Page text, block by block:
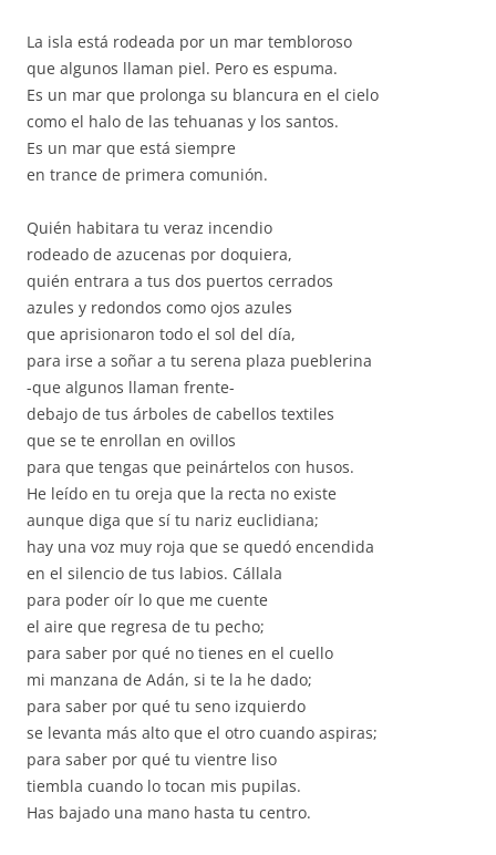
La isla está rodeada por un mar tembloroso
que algunos llaman piel. Pero es espuma.
Es un mar que prolonga su blancura en el cielo
como el halo de las tehuanas y los santos.
Es un mar que está siempre
en trance de primera comunión.
Quién habitara tu veraz incendio
rodeado de azucenas por doquiera,
quién entrara a tus dos puertos cerrados
azules y redondos como ojos azules
que aprisionaron todo el sol del día,
para irse a soñar a tu serena plaza pueblerina
-que algunos llaman frente-
debajo de tus árboles de cabellos textiles
que se te enrollan en ovillos
para que tengas que peinártelos con husos.
He leído en tu oreja que la recta no existe
aunque diga que sí tu nariz euclidiana;
hay una voz muy roja que se quedó encendida
en el silencio de tus labios. Cállala
para poder oír lo que me cuente
el aire que regresa de tu pecho;
para saber por qué no tienes en el cuello
mi manzana de Adán, si te la he dado;
para saber por qué tu seno izquierdo
se levanta más alto que el otro cuando aspiras;
para saber por qué tu vientre liso
tiembla cuando lo tocan mis pupilas.
Has bajado una mano hasta tu centro.